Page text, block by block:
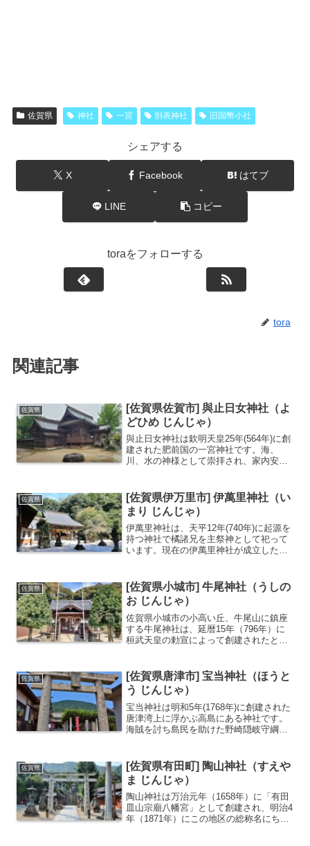
佐賀県 神社 一宮 別表神社 旧国幣小社
シェアする
X Facebook はてブ
LINE コピー
toraをフォローする
tora
関連記事
佐賀県
[佐賀県佐賀市] 與止日女神社（よ
どひめ じんじゃ）
與止日女神社は欽明天皇25年(564年)に創
建された肥前国の一宮神社です。海、
川、水の神様として崇拝され、家内安
樹齢1500年を誇る基本データ名称與止日
女神社（よどひめ...
佐賀県
[佐賀県伊万里市] 伊萬里神社（い
まり じんじゃ）
伊萬里神社は、天平12年(740年)に起源を
持つ神社で橘諸兄を主祭神として祀って
います。現在の伊萬里神社が成立したの
（ととしまじんじゃ）、岩栗神社（いわ
くりじんじ...
佐賀県
[佐賀県小城市] 牛尾神社（うしの
お じんじゃ）
佐賀県小城市の小高い丘、牛尾山に鎮座
する牛尾神社は、延暦15年（796年）に
桓武天皇の勅宣によって創建されたと伝
えました。源義経や武蔵坊弁慶が腰旗を
奉納し、源頼朝が神領...
佐賀県
[佐賀県唐津市] 宝当神社（ほうと
う じんじゃ）
宝当神社は明和5年(1768年)に創建された
唐津湾上に浮かぶ高島にある神社です。
海賊を討ち島民を助けた野崎隠岐守綱吉
代になり「宝当神社」となりました。高
島の島民が宝くじの...
佐賀県
[佐賀県有田町] 陶山神社（すえや
ま じんじゃ）
陶山神社は万治元年（1658年）に「有田
皿山宗廟八幡宮」として創建され、明治4
年（1871年）にこの地区の総称名にちな